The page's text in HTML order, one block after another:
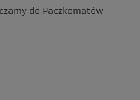
do Paczkomatów